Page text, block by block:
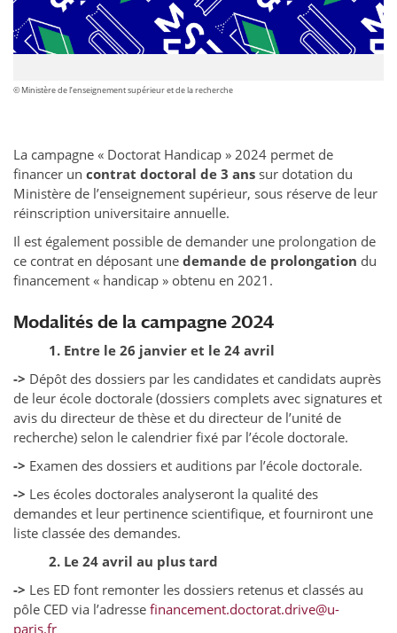
© Ministère de l’enseignement supérieur et de la recherche
La campagne « Doctorat Handicap » 2024 permet de
financer un contrat doctoral de 3 ans sur dotation du
Ministère de l’enseignement supérieur, sous réserve de leur
réinscription universitaire annuelle.
Il est également possible de demander une prolongation de
ce contrat en déposant une demande de prolongation du
financement « handicap » obtenu en 2021.
Modalités de la campagne 2024
1. Entre le 26 janvier et le 24 avril
-> Dépôt des dossiers par les candidates et candidats auprès
de leur école doctorale (dossiers complets avec signatures et
avis du directeur de thèse et du directeur de l’unité de
recherche) selon le calendrier fixé par l’école doctorale.
-> Examen des dossiers et auditions par l’école doctorale.
-> Les écoles doctorales analyseront la qualité des
demandes et leur pertinence scientifique, et fourniront une
liste classée des demandes.
2. Le 24 avril au plus tard
-> Les ED font remonter les dossiers retenus et classés au
pôle CED via l’adresse financement.doctorat.drive@u-
paris.fr